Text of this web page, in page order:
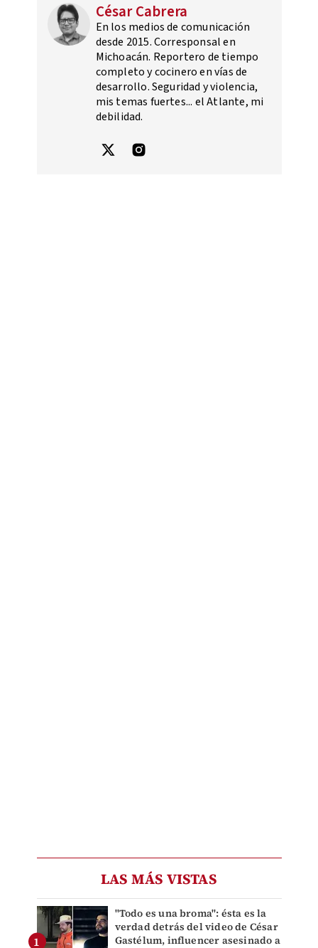
César Cabrera
En los medios de comunicación
desde 2015. Corresponsal en
Michoacán. Reportero de tiempo
completo y cocinero en vías de
desarrollo. Seguridad y violencia,
mis temas fuertes... el Atlante, mi
debilidad.
LAS MÁS VISTAS
"Todo es una broma": ésta es la
verdad detrás del video de César
Gastélum, influencer asesinado a